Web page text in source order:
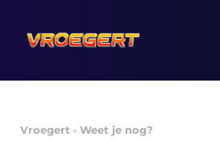
naar
inhoud
Vroegert »Weet je nog?